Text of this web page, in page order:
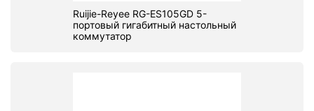
Ruijie-Reyee RG-ES105GD 5-
портовый гигабитный настольный
коммутатор